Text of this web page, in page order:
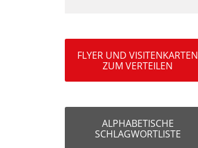
FLYER UND VISITENKARTEN
ZUM VERTEILEN
ALPHABETISCHE
SCHLAGWORTLISTE